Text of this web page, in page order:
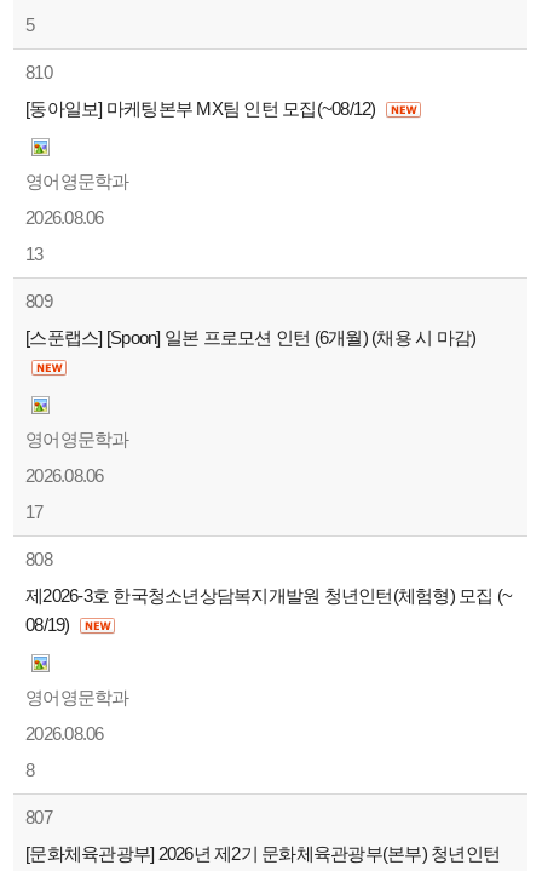
5
810
[동아일보] 마케팅본부 MX팀 인턴 모집(~08/12)
영어영문학과
2026.08.06
13
809
[스푼랩스] [Spoon] 일본 프로모션 인턴 (6개월) (채용 시 마감)
영어영문학과
2026.08.06
17
808
제2026-3호 한국청소년상담복지개발원 청년인턴(체험형) 모집 (~
08/19)
영어영문학과
2026.08.06
8
807
[문화체육관광부] 2026년 제2기 문화체육관광부(본부) 청년인턴